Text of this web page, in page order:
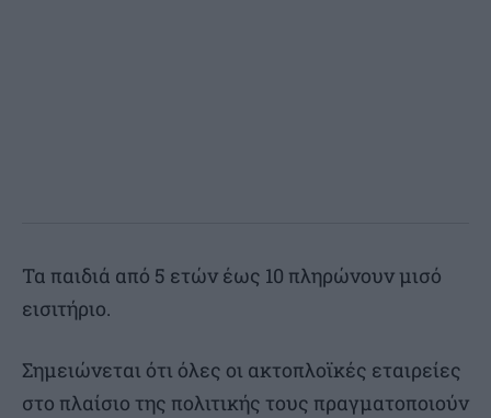
Τα παιδιά από 5 ετών έως 10 πληρώνουν μισό
εισιτήριο.
Σημειώνεται ότι όλες οι ακτοπλοϊκές εταιρείες
στο πλαίσιο της πολιτικής τους πραγματοποιούν